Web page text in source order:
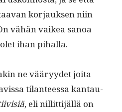
kor­jauk­sen niin
vähän vaikea sanoa
ihan pihalla.
ne vääryy­det joi­ta
tilanteessa kan­tau­
, eli nil­lit­ti­jäl­lä on